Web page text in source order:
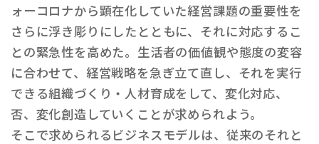
ォーコロナから顕在化していた経営課題の重要性を
さらに浮き彫りにしたとともに、それに対応するこ
との緊急性を高めた。生活者の価値観や態度の変容
に合わせて、経営戦略を急ぎ立て直し、それを実行
できる組織づくり・人材育成をして、変化対応、
否、変化創造していくことが求められよう。
そこで求められるビジネスモデルは、従来のそれと